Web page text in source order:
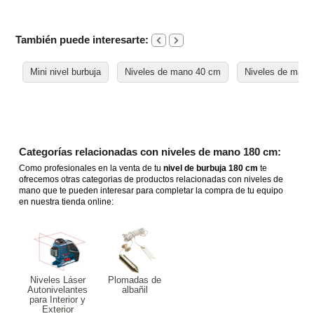
También puede interesarte:
Mini nivel burbuja Niveles de mano 40 cm Niveles de
Categorías relacionadas con niveles de mano 180 cm:
Como profesionales en la venta de tunivel de burbuja 180 cm te
ofrecemos otras categorias de productos relacionadas con niveles de
mano que te pueden interesar para completar la compra de tu equipo
en nuestra tienda online:
Niveles Láser
Autonivelantes
para Interior y
Exterior
Plomadas de
albañil